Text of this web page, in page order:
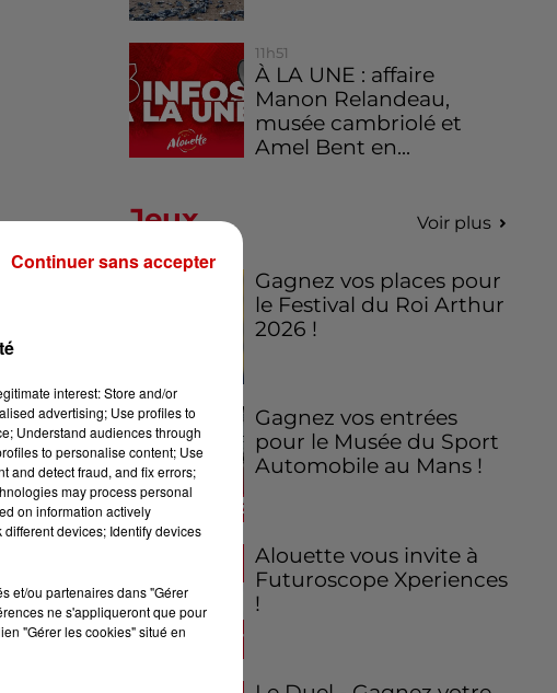
11h51
À LA UNE : affaire
Manon Relandeau,
musée cambriolé et
Amel Bent en...
Jeux Voir plus
Gagnez vos places pour
le Festival du Roi Arthur
2026 !
Gagnez vos entrées
pour le Musée du Sport
Automobile au Mans !
Alouette vous invite à
Futuroscope Xperiences
!
interest: Store and/or
advertising; Use profiles to
Understand audiences through
to personalise content; Use
and detect fraud, and fix errors;
may process personal
on information actively
devices; Identify devices
et/ou partenaires dans "Gérer
ne s'appliqueront que pour
"Gérer les cookies" situé en
Continuer sans accepter